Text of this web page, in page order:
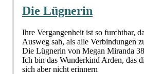
Die Lügnerin
Ihre Vergangenheit ist so furchtbar,
Ausweg sah, als alle
Die Lügnerin von Megan Miranda
Ich bin das Wunderkind Arden, das
sich aber nicht erinnern